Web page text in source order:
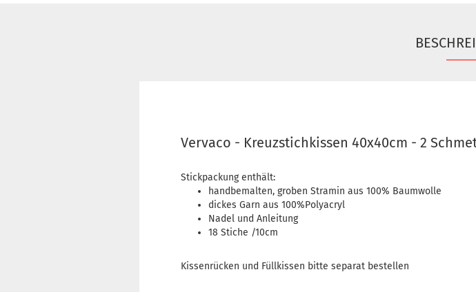
Vervaco - Kreuzstichkissen 40x40cm - 2
Stickpackung enthält:
handbemalten, groben Stramin aus 100% Baumwolle
dickes Garn aus 100%Polyacryl
Nadel und Anleitung
18 Stiche /10cm
Kissenrücken und Füllkissen bitte separat bestellen